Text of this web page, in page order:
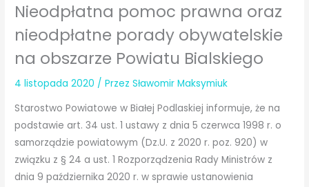
Nieodpłatna pomoc prawna oraz
nieodpłatne porady obywatelskie
na obszarze Powiatu Bialskiego
4 listopada 2020 / PrzezSławomir Maksymiuk
Starostwo Powiatowe w Białej Podlaskiej informuje, że na
podstawie art. 34 ust. 1 ustawy z dnia 5 czerwca 1998 r. o
samorządzie powiatowym (Dz.U. z 2020 r. poz. 920) w
związku z § 24 a ust. 1 Rozporządzenia Rady Ministrów z
dnia 9 października 2020 r. w sprawie ustanowienia